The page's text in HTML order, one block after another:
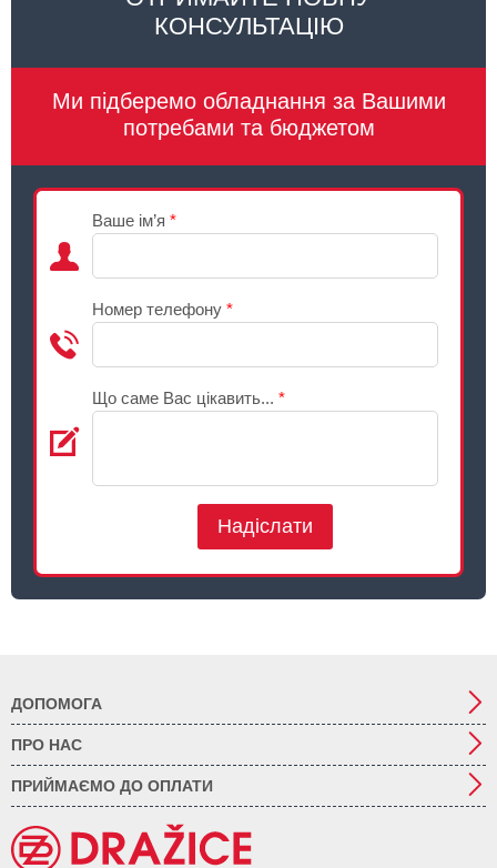
КОНСУЛЬТАЦІЮ
Ми підберемо обладнання за Вашими
потребами та бюджетом
Ваше ім’я *
Номер телефону *
Що саме Вас цікавить... *
Надіслати
ДОПОМОГА
ПРО НАС
ПРИЙМАЄМО ДО ОПЛАТИ